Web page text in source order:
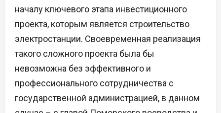
началу ключевого этапа инвестиционного
проекта, которым является строительство
электростанции. Своевременная реализация
такого сложного проекта была бы
невозможна без эффективного и
профессионального сотрудничества с
государственной администрацией, в данном